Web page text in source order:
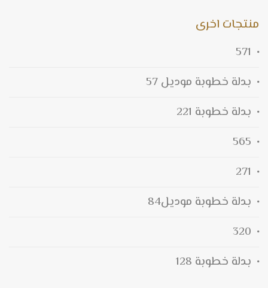
منتجات اخرى
571
بدلة خطوبة موديل 57
بدلة خطوبة 221
565
271
بدلة خطوبة موديل84
320
بدلة خطوبة 128